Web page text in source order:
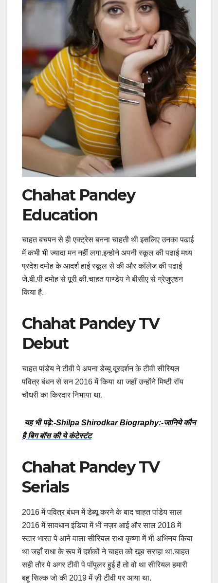
Chahat Pandey
Education
चाहत बचपन से ही एक्ट्रेस बनना चाहती थी इसलिए उनका पढाई
में कभी भी ज्यादा मन नहीं लगा.इन्होने अपनी स्कूल की पढाई मध्य
प्रदेश दमोह के आदर्श हाई स्कूल से की और कॉलेज की पढाई
जे.बी.पी दमोह से पूरी की.चाहत पाण्डेय ने बीसीए से ग्रेजुएशन
किया है.
Chahat Pandey TV
Debut
चाहत पांडेय ने टीवी पे अपना डेब्यू दूरदर्शन के टीवी सीरियल
पवित्र बंधन से सन 2016 में किया था जहाँ उन्होंने मिष्टी रॉय
चौधरी का किरदार निभाया था.
यह भी पढ़े:-Shilpa Shirodkar Biography:-जानिये कौन
है बिग बॉस की ये कंटेस्टंट
Chahat Pandey TV
Serials
2016 में पवित्र बंधन में डेब्यू करने के बाद चाहत पांडेय साल
2016 में सावधान इंडिया में भी नज़र आई और साल 2018 में
स्टार भारत पे आने वाला सीरियल राधा कृष्णा में भी अभिनय किया
था जहाँ राधा के रूप में दर्शकों ने चाहत को खूब सराहा था.चाहत
सही तौर पे अगर टीवी पे पॉपुलर हुई है तो वो था सीरियल हमारी
बहू सिल्क जो की 2019 में ज़ी टीवी पर आया था.